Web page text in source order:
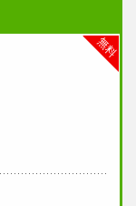
無料